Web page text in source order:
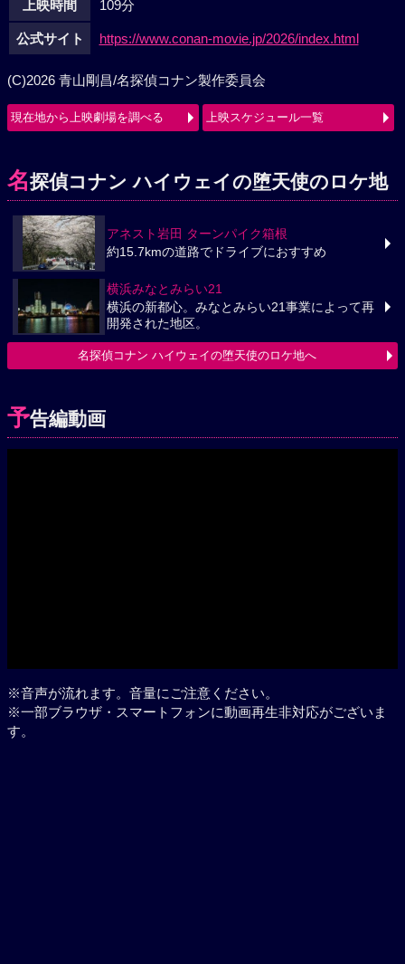
上映時間 109分
公式サイト https://www.conan-movie.jp/2026/index.html
(C)2026 青山剛昌/名探偵コナン製作委員会
現在地から上映劇場を調べる 上映スケジュール一覧
名探偵コナン ハイウェイの堕天使のロケ地
アネスト岩田 ターンパイク箱根
約15.7kmの道路でドライブにおすすめ
横浜みなとみらい21
横浜の新都心。みなとみらい21事業によって再
開発された地区。
名探偵コナン ハイウェイの堕天使のロケ地へ
予告編動画
※音声が流れます。音量にご注意ください。
※一部ブラウザ・スマートフォンに動画再生非対応がございま
す。